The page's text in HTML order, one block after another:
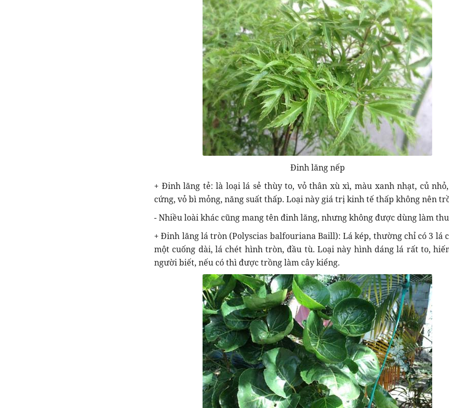
Đinh lăng nếp
+ Đinh lăng tẻ: là loại lá sẻ thùy to, vỏ thân xù xì, màu xanh nhạt, củ
cứng, vỏ bì mỏng, năng suất thấp. Loại này giá trị kinh tế thấp không nên
- Nhiều loài khác cũng mang tên đinh lăng, nhưng không được dùng làm
+ Đinh lăng lá tròn (Polyscias balfouriana Baill): Lá kép, thường chỉ có 3 lá
một cuống dài, lá chét hình tròn, đầu tù. Loại này hình dáng lá rất to,
người biết, nếu có thì được trồng làm cây kiểng.